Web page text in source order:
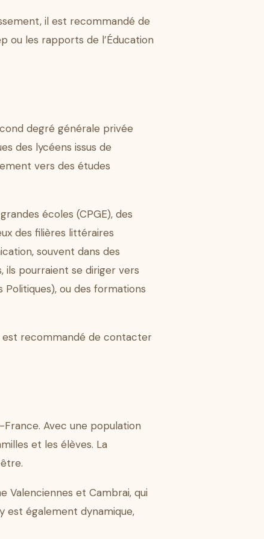
il est recommandé de
ou les rapports de l’Éducation
degré générale privée
des lycéens issus de
vers des études
écoles (CPGE), des
des filières littéraires
souvent dans des
ils pourraient se diriger vers
ou des formations
est recommandé de contacter
Avec une population
et les élèves. La
Valenciennes et Cambrai, qui
est également dynamique,